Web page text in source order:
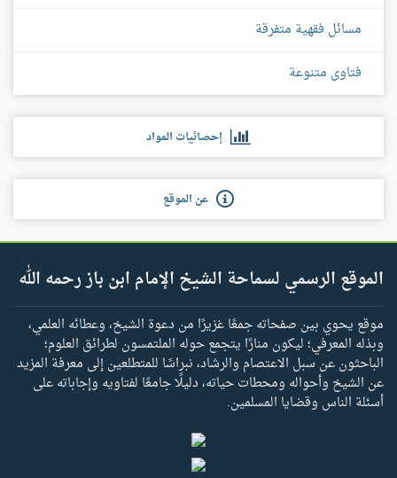
مسائل فقهية متفرقة
فتاوى متنوعة
إحصائيات المواد
عن الموقع
الموقع الرسمي لسماحة الشيخ الإمام ابن باز رحمه الله
موقع يحوي بين صفحاته جمعًا غزيرًا من دعوة الشيخ، وعطائه العلمي،
وبذله المعرفي؛ ليكون منارًا يتجمع حوله الملتمسون لطرائق العلوم؛
الباحثون عن سبل الاعتصام والرشاد، نبراسًا للمتطلعين إلى معرفة المزيد
عن الشيخ وأحواله ومحطات حياته، دليلًا جامعًا لفتاويه وإجاباته على
أسئلة الناس وقضايا المسلمين.